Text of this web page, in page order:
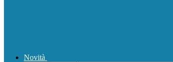
Novità